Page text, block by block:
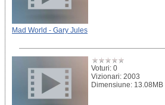
Mad World - Gary Jules
Voturi: 0
Vizionari: 2003
Dimensiune: 13.08MB